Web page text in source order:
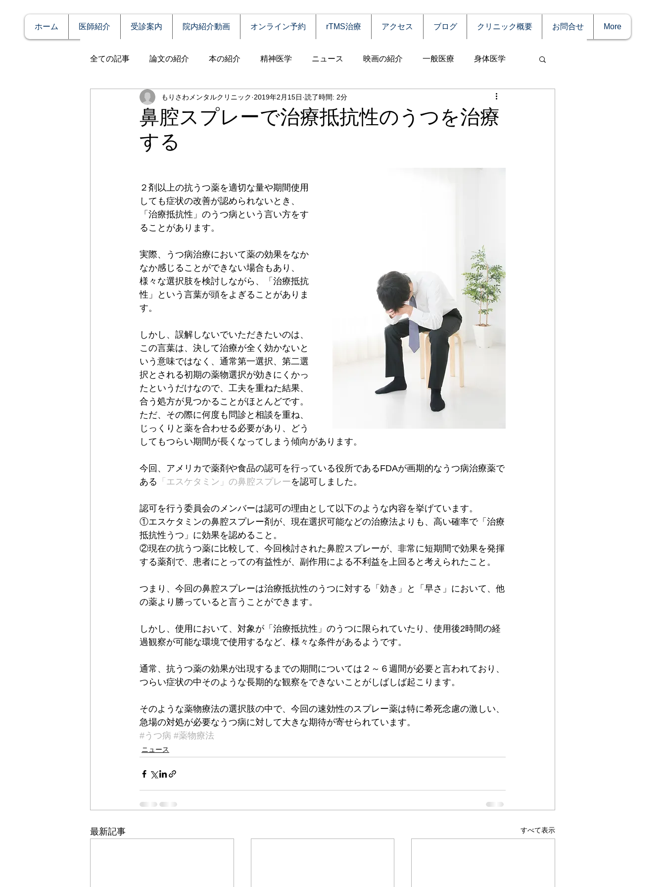
ホーム 医師紹介 受診案内 院内紹介動画 オンライン予約 rTMS治療 アクセス ブログ クリニック概要 お問合せ More
全ての記事 論文の紹介 本の紹介 精神医学 ニュース 映画の紹介 一般医療 身体医学
症例報告 発達障害 自殺 認知症 うつ病
アルコール依存（乱用）
PTSD（心的外傷後ストレス障害） 睡眠障害
鼻腔スプレーで治療抵抗性のうつを治療
する
もりさわメンタルクリニック 2019年2月15日 読了時間: 2分
２剤以上の抗うつ薬を適切な量や期間使用
しても症状の改善が認められないとき、
「治療抵抗性」のうつ病という言い方をす
ることがあります。
実際、うつ病治療において薬の効果をなか
なか感じることができない場合もあり、
様々な選択肢を検討しながら、「治療抵抗
性」という言葉が頭をよぎることがありま
す。
しかし、誤解しないでいただきたいのは、
この言葉は、決して治療が全く効かないと
いう意味ではなく、通常第一選択、第二選
択とされる初期の薬物選択が効きにくかっ
たというだけなので、工夫を重ねた結果、
合う処方が見つかることがほとんどです。
ただ、その際に何度も問診と相談を重ね、
じっくりと薬を合わせる必要があり、どう
してもつらい期間が長くなってしまう傾向があります。
今回、アメリカで薬剤や食品の認可を行っている役所であるFDAが画期的なうつ病治療薬で
ある 「エスケタミン」の鼻腔スプレーを認可しました。
認可を行う委員会のメンバーは認可の理由として以下のような内容を挙げています。
①エスケタミンの鼻腔スプレー剤が、現在選択可能などの治療法よりも、高い確率で「治療
抵抗性うつ」に効果を認めること。
②現在の抗うつ薬に比較して、今回検討された鼻腔スプレーが、非常に短期間で効果を発揮
する薬剤で、患者にとっての有益性が、副作用による不利益を上回ると考えられたこと。
つまり、今回の鼻腔スプレーは治療抵抗性のうつに対する「効き」と「早さ」において、他
の薬より勝っていると言うことができます。
しかし、使用において、対象が「治療抵抗性」のうつに限られていたり、使用後2時間の経
過観察が可能な環境で使用するなど、様々な条件があるようです。
通常、抗うつ薬の効果が出現するまでの期間については２～６週間が必要と言われており、
つらい症状の中そのような長期的な観察をできないことがしばしば起こります。
そのような薬物療法の選択肢の中で、今回の速効性のスプレー薬は特に希死念慮の激しい、
急場の対処が必要なうつ病に対して大きな期待が寄せられています。
#うつ病 #薬物療法
ニュース
最新記事 すべて表示